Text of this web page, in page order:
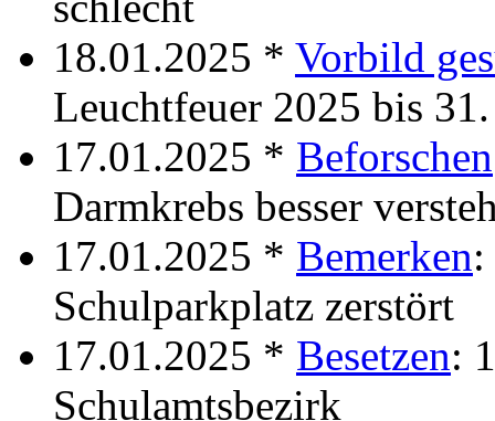
18.01.2025 * Vorbild
Leuchtfeuer 2025 bis 31.
17.01.2025 * Beforschen
Darmkrebs besser
17.01.2025 * Bemerken
Schulparkplatz zerstört
17.01.2025 * Besetzen:
Schulamtsbezirk